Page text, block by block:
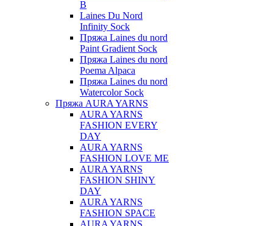
B
Laines Du Nord
Infinity Sock
Пряжа Laines du nord
Paint Gradient Sock
Пряжа Laines du nord
Poema Alpaca
Пряжа Laines du nord
Watercolor Sock
Пряжа AURA YARNS
AURA YARNS
FASHION EVERY
DAY
AURA YARNS
FASHION LOVE ME
AURA YARNS
FASHION SHINY
DAY
AURA YARNS
FASHION SPACE
AURA YARNS